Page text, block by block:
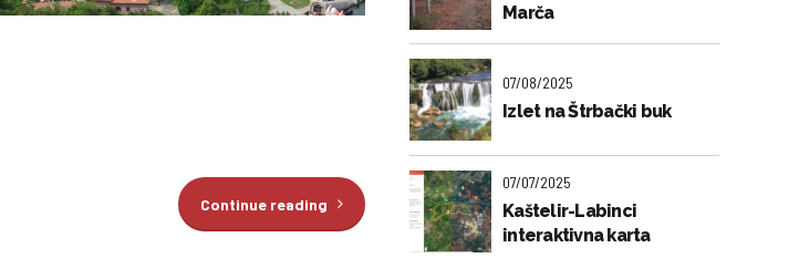
Continue reading
Marča
07/08/2025
Izlet na Štrbački buk
07/07/2025
Kaštelir-Labinci
interaktivna karta